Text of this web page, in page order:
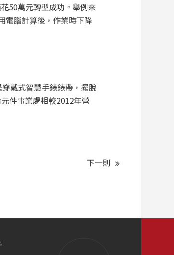
50萬元轉型成功。舉例來
電腦計算後，作業時下降
戴式智慧手錶錶帶，擺脫
件事業處相較2012年營
下一則